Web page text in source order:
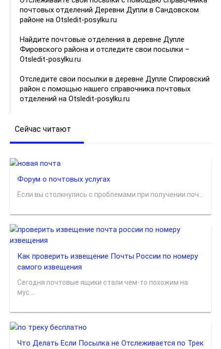
почтовых отделений Деревни Дупли в Сандовском
районе на Otsledit-posylku.ru
Найдите почтовые отделения в деревне Дупле
Фировского района и отследите свои посылки –
Otsledit-posylku.ru
Отследите свои посылки в деревне Дупле Спировский
район с помощью нашего справочника почтовых
отделений на Otsledit-posylku.ru
Сейчас читают
Форум о почтовых услугах
Если вы столкнулись с проблемами при получении поч...
Как проверить извещение Почты России по номеру
самого извещения
Сегодня почтовые ящики стали чем-то похожим на
мус...
Что Делать Если Посылка не Отслеживается по Трек